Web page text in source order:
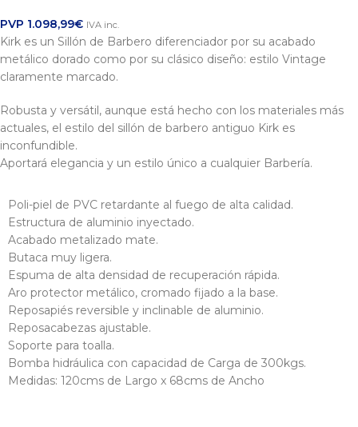
PVP 1.098,99€ IVA inc.
Kirk es un Sillón de Barbero diferenciador por su acabado
metálico dorado como por su clásico diseño: estilo Vintage
claramente marcado.
Robusta y versátil, aunque está hecho con los materiales más
actuales, el estilo del sillón de barbero antiguo Kirk es
inconfundible.
Aportará elegancia y un estilo único a cualquier Barbería.
Poli-piel de PVC retardante al fuego de alta calidad.
Estructura de aluminio inyectado.
Acabado metalizado mate.
Butaca muy ligera.
Espuma de alta densidad de recuperación rápida.
Aro protector metálico, cromado fijado a la base.
Reposapiés reversible y inclinable de aluminio.
Reposacabezas ajustable.
Soporte para toalla.
Bomba hidráulica con capacidad de Carga de 300kgs.
Medidas: 120cms de Largo x 68cms de Ancho